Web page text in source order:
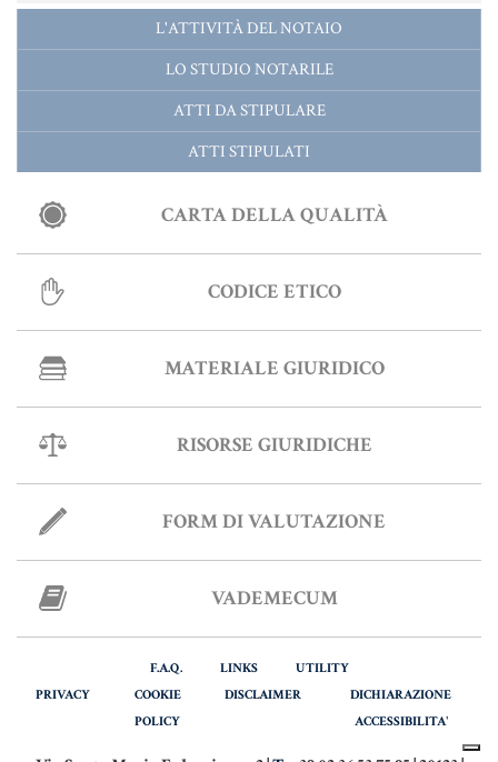
LEASING
Materiale Giuridico
LE PAROLE DIFFICILI DEL NOTAIO
RISORSE GIURIDICHE
SISTEMA GIURIDICO ITALIANO
Fiscalità Speciale
DETRAZIONI 36-41-50 %
TARSU
L'ATTIVITÀ DEL NOTAIO
LO STUDIO NOTARILE
ATTI DA STIPULARE
ATTI STIPULATI
CARTA DELLA QUALITÀ
CODICE ETICO
MATERIALE GIURIDICO
RISORSE GIURIDICHE
FORM DI VALUTAZIONE
VADEMECUM
F.A.Q. LINKS
UTILITY
PRIVACY
COOKIE
POLICY
DISCLAIMER
DICHIARAZIONE
ACCESSIBILITA'